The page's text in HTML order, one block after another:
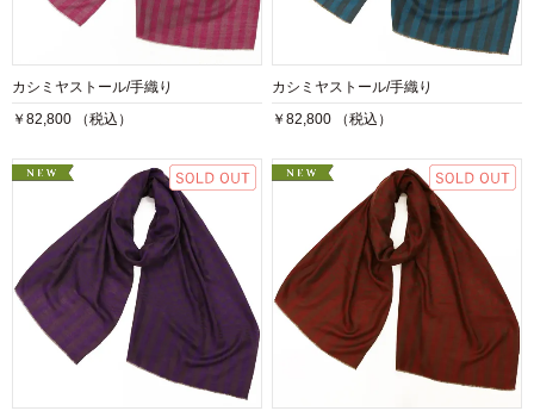
カシミヤストール/手織り
￥82,800 （税込）
カシミヤストール/手織り
￥82,800 （税込）